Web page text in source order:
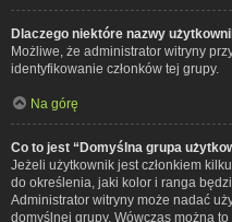
Dlaczego niektóre nazwy
Możliwe, że administrator witryny
identyfikowanie członków tej grupy.
Na górę
Co to jest “Domyślna grupa
Jeżeli użytkownik jest członkiem
do określenia, jaki kolor i ranga
Administrator witryny może nadać
domyślnej grupy. Wówczas można